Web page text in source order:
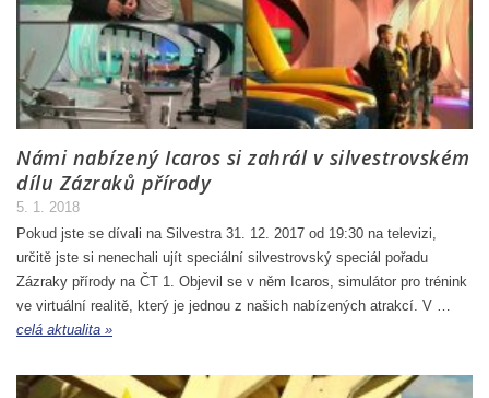
Námi nabízený Icaros si zahrál v silvestrovském
dílu Zázraků přírody
5. 1. 2018
Pokud jste se dívali na Silvestra 31. 12. 2017 od 19:30 na televizi,
určitě jste si nenechali ujít speciální silvestrovský speciál pořadu
Zázraky přírody na ČT 1. Objevil se v něm Icaros, simulátor pro trénink
ve virtuální realitě, který je jednou z našich nabízených atrakcí. V …
celá aktualita »